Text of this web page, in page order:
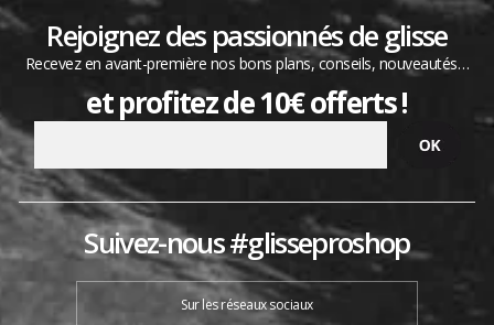
Rejoignez des passionnés de glisse
Recevez en avant-première nos bons plans, conseils, nouveautés…
et profitez de 10€ offerts !
Suivez-nous #glisseproshop
Sur les réseaux sociaux